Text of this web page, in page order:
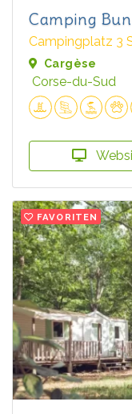
Camping
Campingplatz 3
Cargèse
Corse-du-Sud
FAVORITEN